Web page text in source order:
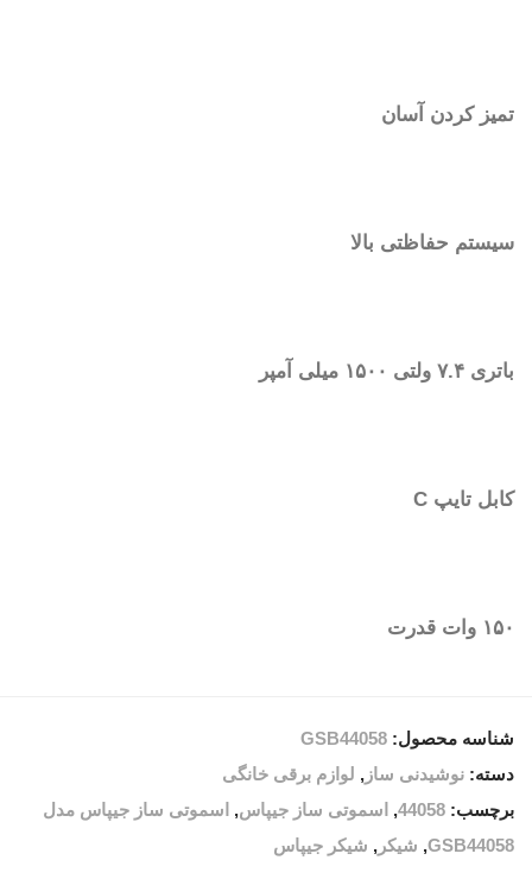
تمیز کردن آسان
سیستم حفاظتی بالا
باتری ۷.۴ ولتی ۱۵۰۰ میلی آمپر
کابل تایپ C
۱۵۰ وات قدرت
شناسه محصول: GSB44058
دسته: نوشیدنی ساز , لوازم برقی خانگی
برچسب: 44058
, اسموتی ساز جیپاس, اسموتی ساز جیپاس مدل
GSB44058
, شیکر , شیکر جیپاس